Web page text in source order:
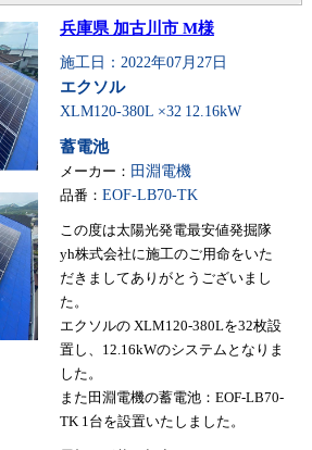
兵庫県 加古川市 M様
施工日：2022年07月27日
エクソル
XLM120-380L ×32 12.16kW
蓄電池
メーカー： 田淵電機
品番： EOF-LB70-TK
この度は太陽光発電最安値発掘隊
yh株式会社に施工のご用命をいた
だきましてありがとうございまし
た。
エクソルの XLM120-380Lを32枚設
置し、12.16kWのシステムとなりま
した。
また田淵電機の蓄電池：EOF-LB70-
TK 1台を設置いたしました。